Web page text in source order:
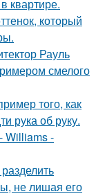
квартире.
который
Рауль
смелого
того, как
рука об руку.
Williams -
не лишая его